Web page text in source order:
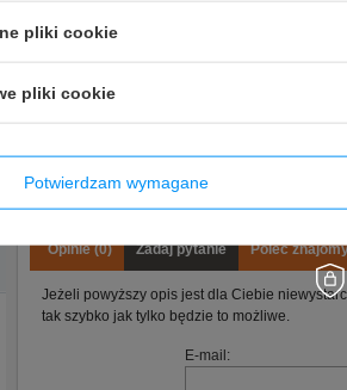
Głębokość:
10 cm
Opinie (0) Zadaj pytanie Poleć
Jeżeli powyższy opis jest dla Ciebie
tak szybko jak tylko będzie to możliwe.
E-mail:
pliki cookie
pliki cookie
Potwierdzam wymagane